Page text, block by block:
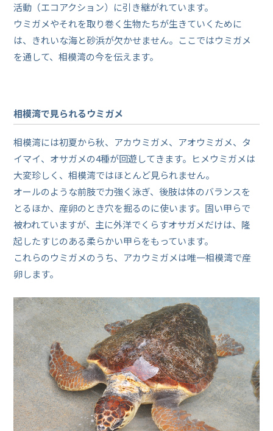
活動（エコアクション）に引き継がれています。
ウミガメやそれを取り巻く生物たちが生きていくために
は、きれいな海と砂浜が欠かせません。ここではウミガメ
を通して、相模湾の今を伝えます。
相模湾で見られるウミガメ
相模湾には初夏から秋、アカウミガメ、アオウミガメ、タ
イマイ、オサガメの4種が回遊してきます。ヒメウミガメは
大変珍しく、相模湾ではほとんど見られません。
オールのような前肢で力強く泳ぎ、後肢は体のバランスを
とるほか、産卵のとき穴を掘るのに使います。固い甲らで
被われていますが、主に外洋でくらすオサガメだけは、隆
起したすじのある柔らかい甲らをもっています。
これらのウミガメのうち、アカウミガメは唯一相模湾で産
卵します。